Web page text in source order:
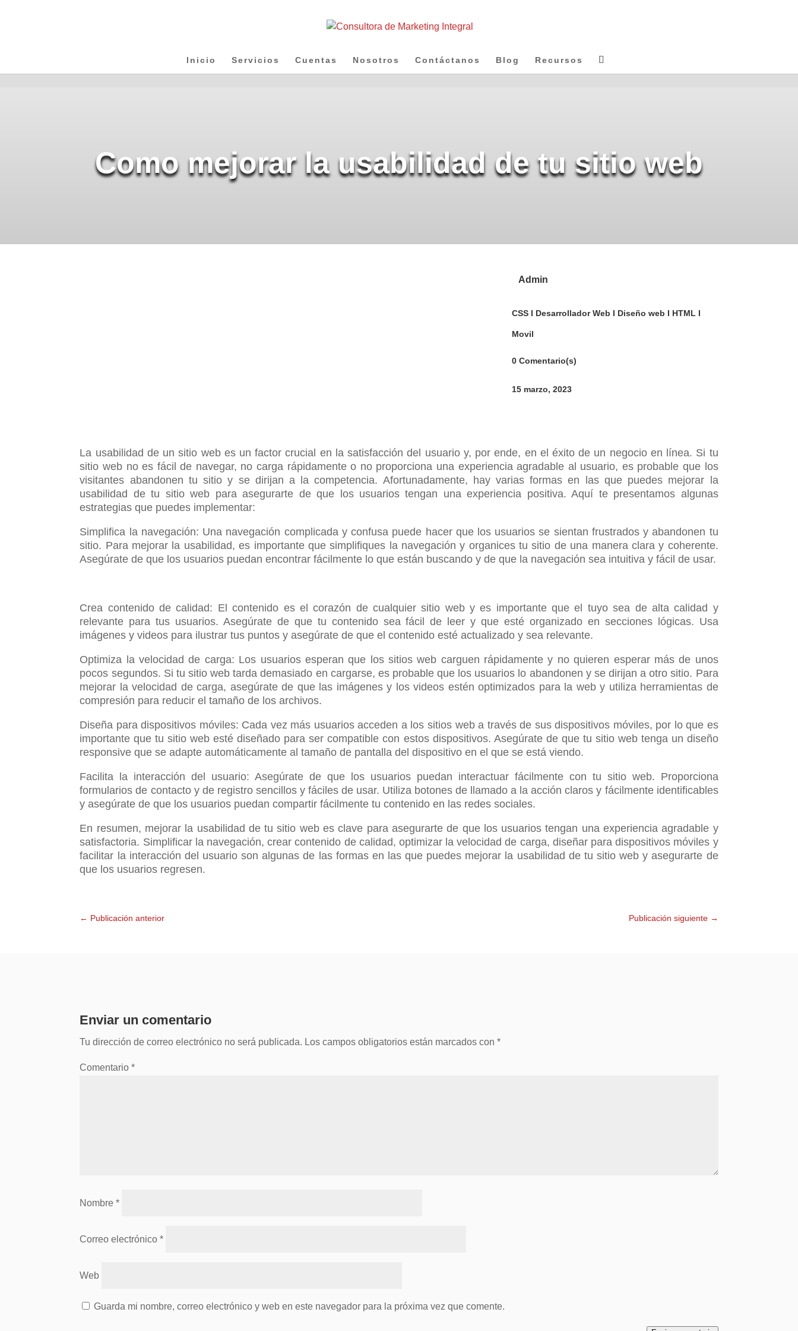
Inicio Servicios Cuentas Nosotros Contáctanos Blog Recursos
Como mejorar la usabilidad de tu sitio web
Admin
CSS I Desarrollador Web I Diseño web I HTML I
Movil
0 Comentario(s)
15 marzo, 2023
La usabilidad de un sitio web es un factor crucial en la satisfacción del usuario y, por ende, en el éxito de un negocio en línea. Si tu
sitio web no es fácil de navegar, no carga rápidamente o no proporciona una experiencia agradable al usuario, es probable que los
visitantes abandonen tu sitio y se dirijan a la competencia. Afortunadamente, hay varias formas en las que puedes mejorar la
usabilidad de tu sitio web para asegurarte de que los usuarios tengan una experiencia positiva. Aquí te presentamos algunas
estrategias que puedes implementar:
Simplifica la navegación: Una navegación complicada y confusa puede hacer que los usuarios se sientan frustrados y abandonen tu
sitio. Para mejorar la usabilidad, es importante que simplifiques la navegación y organices tu sitio de una manera clara y coherente.
Asegúrate de que los usuarios puedan encontrar fácilmente lo que están buscando y de que la navegación sea intuitiva y fácil de usar.
Crea contenido de calidad: El contenido es el corazón de cualquier sitio web y es importante que el tuyo sea de alta calidad y
relevante para tus usuarios. Asegúrate de que tu contenido sea fácil de leer y que esté organizado en secciones lógicas. Usa
imágenes y videos para ilustrar tus puntos y asegúrate de que el contenido esté actualizado y sea relevante.
Optimiza la velocidad de carga: Los usuarios esperan que los sitios web carguen rápidamente y no quieren esperar más de unos
pocos segundos. Si tu sitio web tarda demasiado en cargarse, es probable que los usuarios lo abandonen y se dirijan a otro sitio. Para
mejorar la velocidad de carga, asegúrate de que las imágenes y los videos estén optimizados para la web y utiliza herramientas de
compresión para reducir el tamaño de los archivos.
Diseña para dispositivos móviles: Cada vez más usuarios acceden a los sitios web a través de sus dispositivos móviles, por lo que es
importante que tu sitio web esté diseñado para ser compatible con estos dispositivos. Asegúrate de que tu sitio web tenga un diseño
responsive que se adapte automáticamente al tamaño de pantalla del dispositivo en el que se está viendo.
Facilita la interacción del usuario: Asegúrate de que los usuarios puedan interactuar fácilmente con tu sitio web. Proporciona
formularios de contacto y de registro sencillos y fáciles de usar. Utiliza botones de llamado a la acción claros y fácilmente identificables
y asegúrate de que los usuarios puedan compartir fácilmente tu contenido en las redes sociales.
En resumen, mejorar la usabilidad de tu sitio web es clave para asegurarte de que los usuarios tengan una experiencia agradable y
satisfactoria. Simplificar la navegación, crear contenido de calidad, optimizar la velocidad de carga, diseñar para dispositivos móviles y
facilitar la interacción del usuario son algunas de las formas en las que puedes mejorar la usabilidad de tu sitio web y asegurarte de
que los usuarios regresen.
← Publicación anterior Publicación siguiente→
Enviar un comentario
Tu dirección de correo electrónico no será publicada. Los campos obligatorios están marcados con*
Comentario*
Nombre*
Correo electrónico*
Web
Guarda mi nombre, correo electrónico y web en este navegador para la próxima vez que comente.